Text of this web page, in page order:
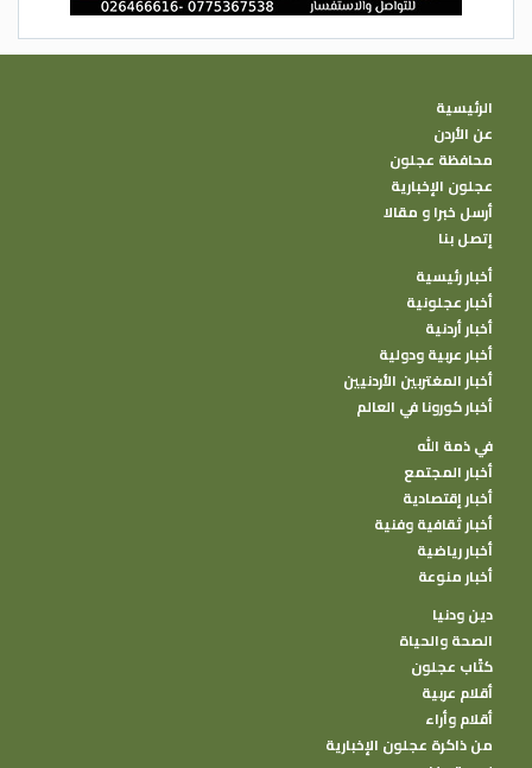
الرئيسية
عن الأردن
محافظة عجلون
عجلون الإخبارية
أرسل خبرا و مقالا
إتصل بنا
أخبار رئيسية
أخبار عجلونية
أخبار أردنية
أخبار عربية ودولية
أخبار المغتربين الأردنيين
أخبار كورونا في العالم
في ذمة الله
أخبار المجتمع
أخبار إقتصادية
أخبار ثقافية وفنية
أخبار رياضية
أخبار منوعة
دين ودنيا
الصحة والحياة
كتًاب عجلون
أقلام عربية
أقلام وأراء
من ذاكرة عجلون الإخبارية